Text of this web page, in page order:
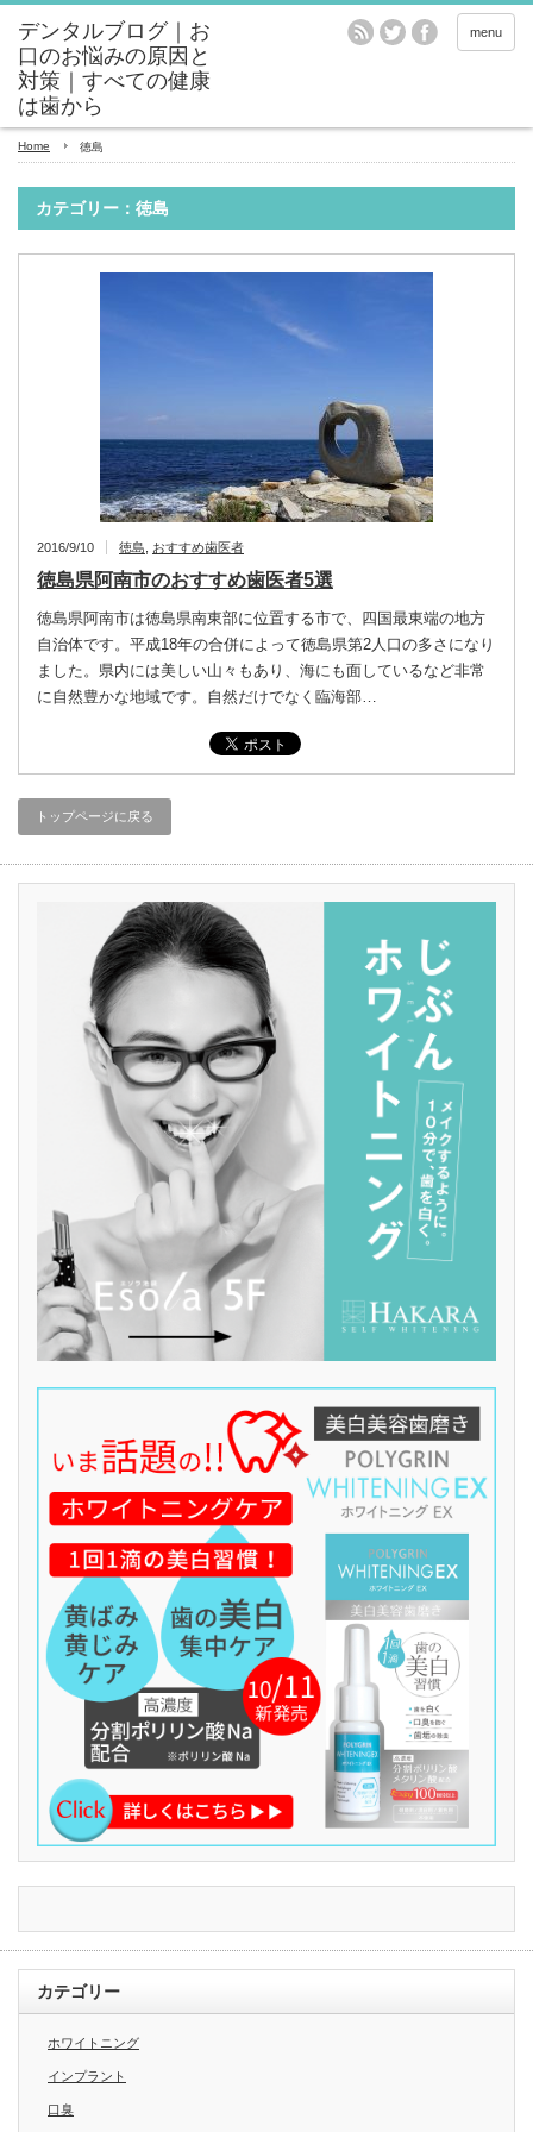
menu
Home 徳島
カテゴリー：徳島
2016/9/10 徳島 おすすめ歯医者
徳島県阿南市のおすすめ歯医者5選
徳島県阿南市は徳島県南東部に位置する市で、四国最東端の地方
自治体です。平成18年の合併によって徳島県第2人口の多さになり
ました。県内には美しい山々もあり、海にも面しているなど非常
に自然豊かな地域です。自然だけでなく臨海部…
トップページに戻る
カテゴリー
ホワイトニング
インプラント
口臭